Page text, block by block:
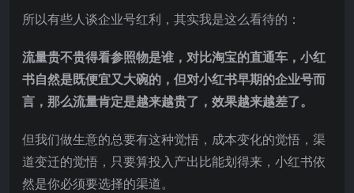
所以有些人谈企业号红利，其实我是这么看待的：
流量贵不贵得看参照物是谁，对比淘宝的直通车，小红
书自然是既便宜又大碗的，但对小红书早期的企业号而
言，那么流量肯定是越来越贵了，效果越来越差了。
但我们做生意的总要有这种觉悟，成本变化的觉悟，渠
道变迁的觉悟，只要算投入产出比能划得来，小红书依
然是你必须要选择的渠道。